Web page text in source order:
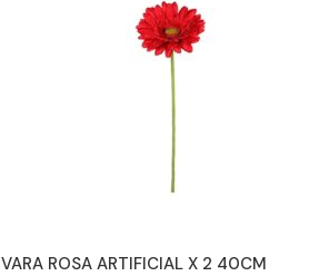
VARA ROSA ARTIFICIAL X 2 40CM